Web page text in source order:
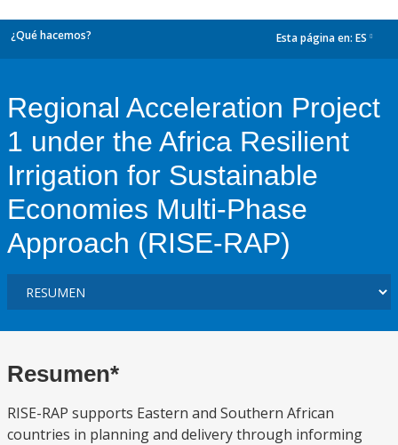
¿Qué hacemos? Esta página en: ES
Regional Acceleration Project
1 under the Africa Resilient
Irrigation for Sustainable
Economies Multi-Phase
Approach (RISE-RAP)
Resumen*
RISE-RAP supports Eastern and Southern African
countries in planning and delivery through informing